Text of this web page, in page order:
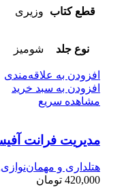
قطع کتاب وزیری
نوع جلد شومیز
افزودن به علاقه‌مندی
افزودن به سبد خرید
مشاهده سریع
مدیریت فرانت
هتلداری و مهمان‌نوازی
420,000 تومان